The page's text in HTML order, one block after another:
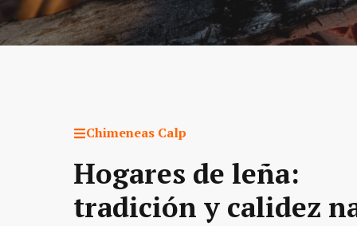
Chimeneas Calp
Hogares de leña:
tradición y calidez